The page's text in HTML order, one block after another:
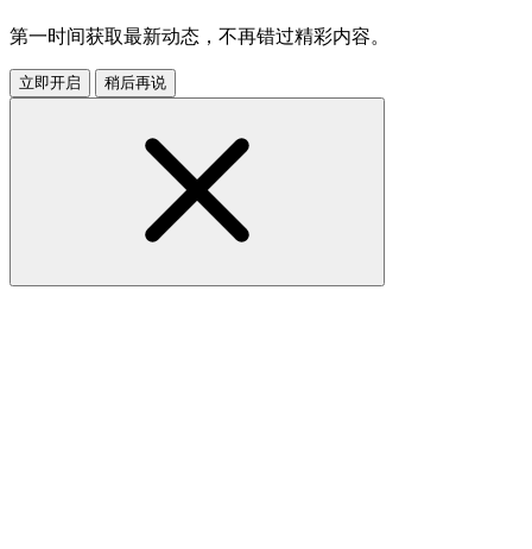
第一时间获取最新动态，不再错过精彩内容。
立即开启 稍后再说